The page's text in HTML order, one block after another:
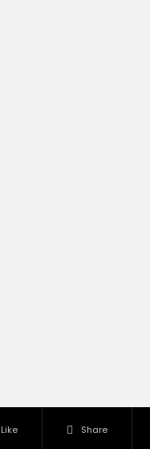
Like Share